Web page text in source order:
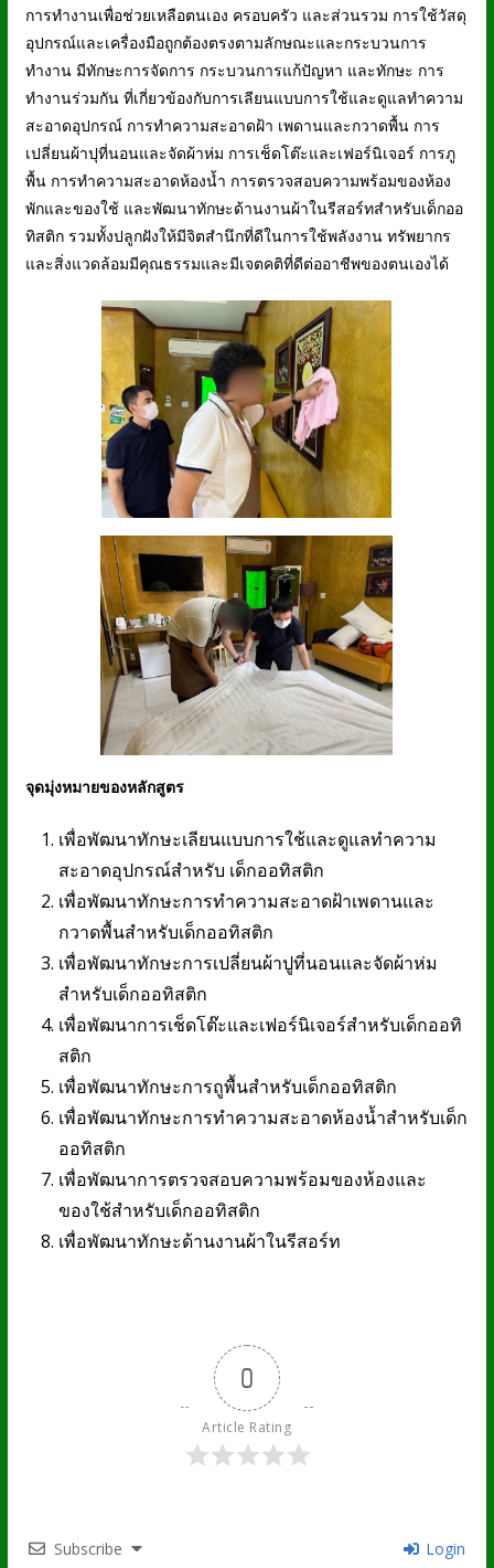
การทำงานเพื่อช่วยเหลือตนเอง ครอบครัว และส่วนรวม การใช้วัสดุ
อุปกรณ์และเครื่องมือถูกต้องตรงตามลักษณะและกระบวนการ
ทำงาน มีทักษะการจัดการ กระบวนการแก้ปัญหา และทักษะ การ
ทำงานร่วมกัน ที่เกี่ยวข้องกับการเลียนแบบการใช้และดูแลทำความ
สะอาดอุปกรณ์ การทำความสะอาดฝ้า เพดานและกวาดพื้น การ
เปลี่ยนผ้าปุที่นอนและจัดผ้าห่ม การเช็ดโต๊ะและเฟอร์นิเจอร์ การภู
พื้น การทำความสะอาดห้องน้ำ การตรวจสอบความพร้อมของห้อง
พักและของใช้ และพัฒนาทักษะด้านงานผ้าในรีสอร์ทสำหรับเด็กออ
ทิสติก รวมทั้งปลูกฝังให้มีจิตสำนึกที่ดีในการใช้พลังงาน ทรัพยากร
และสิ่งแวดล้อมมีคุณธรรมและมีเจตคติที่ดีต่ออาชีพของตนเองได้
จุดมุ่งหมายของหลักสูตร
เพื่อพัฒนาทักษะเลียนแบบการใช้และดูแลทำความ
สะอาดอุปกรณ์สำหรับ เด็กออทิสติก
เพื่อพัฒนาทักษะการทำความสะอาดฝ้าเพดานและ
กวาดพื้นสำหรับเด็กออทิสติก
เพื่อพัฒนาทักษะการเปลี่ยนผ้าปูที่นอนและจัดผ้าห่ม
สำหรับเด็กออทิสติก
เพื่อพัฒนาการเช็ดโต๊ะและเฟอร์นิเจอร์สำหรับเด็กออทิ
สติก
เพื่อพัฒนาทักษะการถูพื้นสำหรับเด็กออทิสติก
เพื่อพัฒนาทักษะการทำความสะอาดห้องน้ำสำหรับเด็ก
ออทิสติก
เพื่อพัฒนาการตรวจสอบความพร้อมของห้องและ
ของใช้สำหรับเด็กออทิสติก
เพื่อพัฒนาทักษะด้านงานผ้าในรีสอร์ท
0
Article Rating
Subscribe Login